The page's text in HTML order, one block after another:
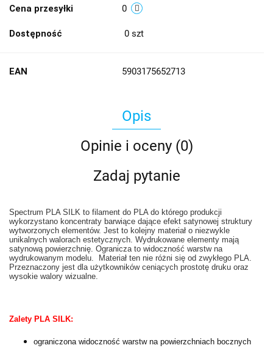
Cena przesyłki 0
Dostępność 0 szt
EAN 5903175652713
Opis
Opinie i oceny (0)
Zadaj pytanie
Spectrum PLA SILK to filament do PLA do którego produkcji
wykorzystano koncentraty barwiące dające efekt satynowej struktury
wytworzonych elementów. Jest to kolejny materiał o niezwykle
unikalnych walorach estetycznych. Wydrukowane elementy mają
satynową powierzchnię. Ogranicza to widoczność warstw na
wydrukowanym modelu. Materiał ten nie różni się od zwykłego PLA.
Przeznaczony jest dla użytkowników ceniących prostotę druku oraz
wysokie walory wizualne.
Zalety PLA SILK:
ograniczona widoczność warstw na powierzchniach bocznych